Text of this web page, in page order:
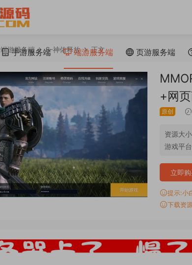
手游服务端 端游服务端 页游服务端
端游服务端 S-神佑释放 正文
+网
原创
资源大小
游戏平台
立即
提示:小
下载资